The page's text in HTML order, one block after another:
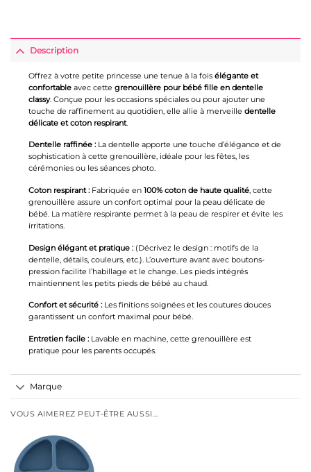
Description
Offrez à votre petite princesse une tenue à la fois élégante et
confortableavec cette grenouillère pour bébé fille en dentelle
classy. Conçue pour les occasions spéciales ou pour ajouter une
touche de raffinement au quotidien, elle allie à merveille dentelle
délicate et coton respirant.
Dentelle raffinée :La dentelle apporte une touche d’élégance et de
sophistication à cette grenouillère, idéale pour les fêtes, les
cérémonies ou les séances photo.
Coton respirant :Fabriquée en 100% coton de haute qualité, cette
grenouillère assure un confort optimal pour la peau délicate de
bébé. La matière respirante permet à la peau de respirer et évite les
irritations.
Design élégant et pratique :(Décrivez le design : motifs de la
dentelle, détails, couleurs, etc.). L’ouverture avant avec boutons-
pression facilite l’habillage et le change. Les pieds intégrés
maintiennent les petits pieds de bébé au chaud.
Confort et sécurité :Les finitions soignées et les coutures douces
garantissent un confort maximal pour bébé.
Entretien facile :Lavable en machine, cette grenouillère est
pratique pour les parents occupés.
Marque
VOUS AIMEREZ PEUT-ÊTRE AUSSI…